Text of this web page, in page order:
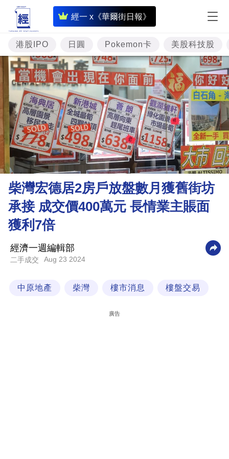
經一 x《華爾街日報》
即
時
財
經
專
題
投
資
樓
市
理
財
商
科
技
港股IPO 日圓 Pokemon卡 美股科技股
柴灣宏德居2房戶放盤數月獲舊街坊
承接 成交價400萬元 長情業主賬面
獲利7倍
經濟一週編輯部
二手成交 Aug 23 2024
中原地產 柴灣 樓市消息 樓盤交易
廣告